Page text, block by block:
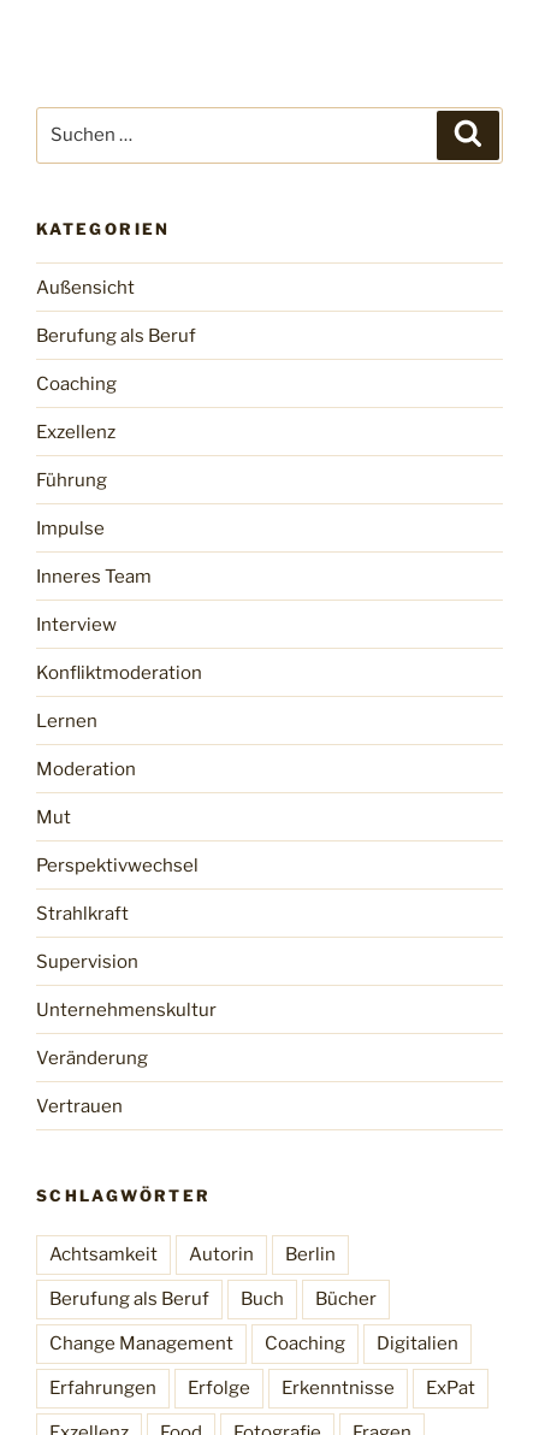
nach:
KATEGORIEN
Außensicht
Berufung als Beruf
Coaching
Exzellenz
Führung
Impulse
Inneres Team
Interview
Konfliktmoderation
Lernen
Moderation
Mut
Perspektivwechsel
Strahlkraft
Supervision
Unternehmenskultur
Veränderung
Vertrauen
SCHLAGWÖRTER
Achtsamkeit Autorin Berlin
Berufung als Beruf Buch Bücher
Change Management Coaching Digitalien
Erfahrungen Erfolge Erkenntnisse ExPat